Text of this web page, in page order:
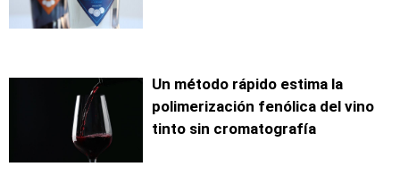
Un método rápido estima la
polimerización fenólica del vino
tinto sin cromatografía